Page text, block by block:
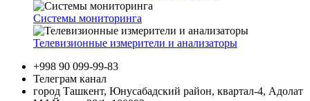
Системы мониторинга
Телевизионные измерители и анализаторы
+998 90 099-99-83
Телеграм канал
город Ташкент, Юнусабадский район, квартал-4, Адолат